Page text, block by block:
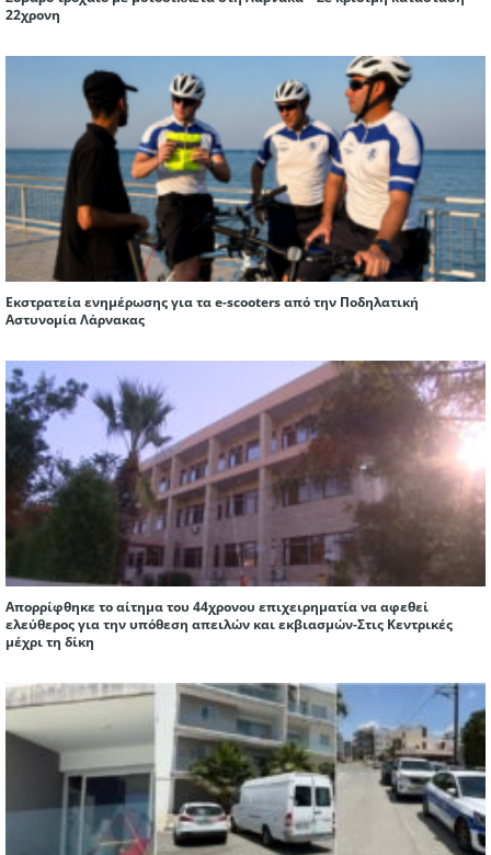
22χρονη
Εκστρατεία ενημέρωσης για τα e-scooters από την Ποδηλατική
Αστυνομία Λάρνακας
Απορρίφθηκε το αίτημα του 44χρονου επιχειρηματία να αφεθεί
ελεύθερος για την υπόθεση απειλών και εκβιασμών-Στις Κεντρικές
μέχρι τη δίκη